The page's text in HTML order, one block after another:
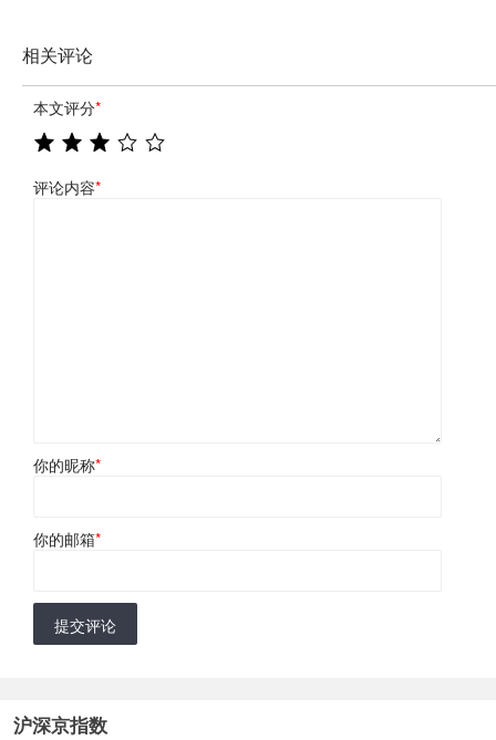
相关评论
本文评分*
评论内容*
你的昵称*
你的邮箱*
提交评论
沪深京指数